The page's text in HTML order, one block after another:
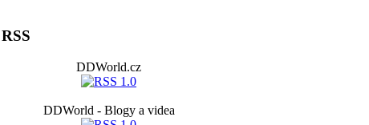
RSS
DDWorld.cz
DDWorld - Blogy a videa